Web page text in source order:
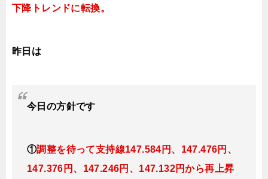
下降トレンドに転換。
昨日は
今日の方針です
①調整を待って支持線147.584円、147.476円、
147.376円、147.246円、147.132円から再上昇